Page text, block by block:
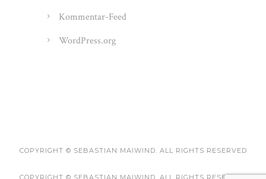
Kommentar-Feed
WordPress.org
COPYRIGHT © SEBASTIAN MAIWIND. ALL RIGHTS RESERVED
COPYRIGHT © SEBASTIAN MAIWIND. ALL RIGHTS RESERVED